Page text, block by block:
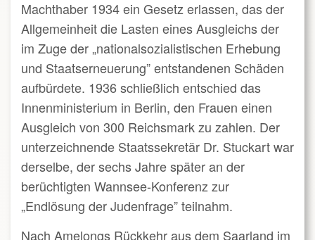
Machthaber 1934 ein Gesetz erlassen, das der
Allgemeinheit die Lasten eines Ausgleichs der
im Zuge der „nationalsozialistischen Erhebung
und Staatserneuerung” entstandenen Schäden
aufbürdete. 1936 schließlich entschied das
Innenministerium in Berlin, den Frauen einen
Ausgleich von 300 Reichsmark zu zahlen. Der
unterzeichnende Staatssekretär Dr. Stuckart war
derselbe, der sechs Jahre später an der
berüchtigten Wannsee-Konferenz zur
„Endlösung der Judenfrage” teilnahm.
Nach Amelongs Rückkehr aus dem Saarland im